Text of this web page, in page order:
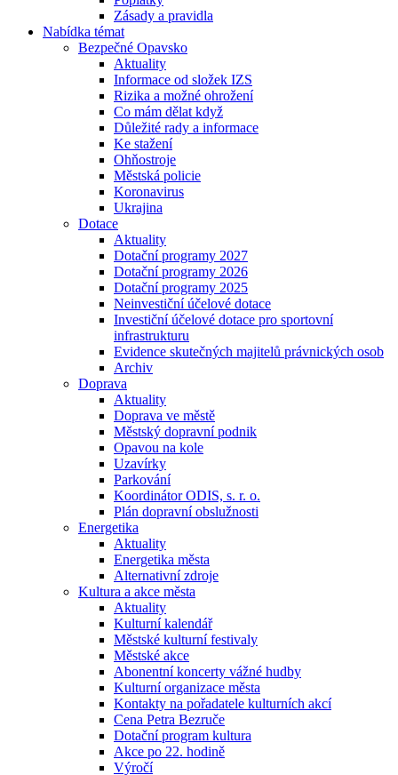
Zásady a pravidla
Nabídka témat
Bezpečné Opavsko
Aktuality
Informace od složek IZS
Rizika a možné ohrožení
Co mám dělat když
Důležité rady a informace
Ke stažení
Ohňostroje
Městská policie
Koronavirus
Ukrajina
Dotace
Aktuality
Dotační programy 2027
Dotační programy 2026
Dotační programy 2025
Neinvestiční účelové dotace
Investiční účelové dotace pro sportovní
infrastrukturu
Evidence skutečných majitelů právnických osob
Archiv
Doprava
Aktuality
Doprava ve městě
Městský dopravní podnik
Opavou na kole
Uzavírky
Parkování
Koordinátor ODIS, s. r. o.
Plán dopravní obslužnosti
Energetika
Aktuality
Energetika města
Alternativní zdroje
Kultura a akce města
Aktuality
Kulturní kalendář
Městské kulturní festivaly
Městské akce
Abonentní koncerty vážné hudby
Kulturní organizace města
Kontakty na pořadatele kulturních akcí
Cena Petra Bezruče
Dotační program kultura
Akce po 22. hodině
Výročí